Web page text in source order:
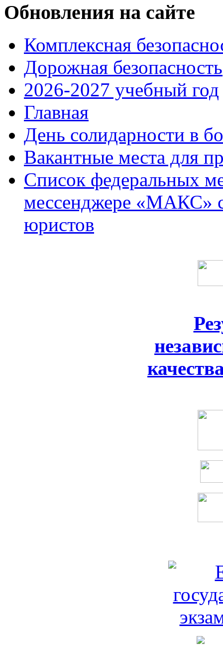
Обновления на сайте
Комплексная
Дорожная безопасность
2026-2027 учебный год
Главная
День солидарности в
Вакантные места для
Список федеральных
мессенджере «МАКС» с
юристов